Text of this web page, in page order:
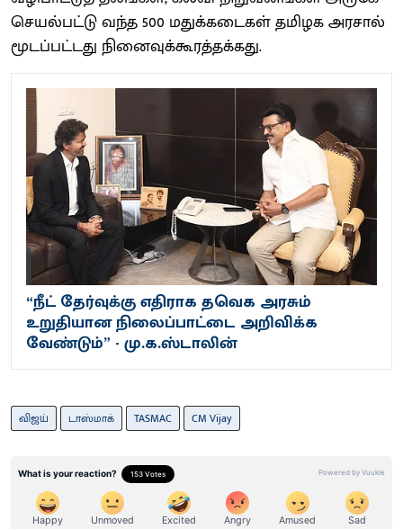
செயல்பட்டு வந்த 500 மதுக்கடைகள் தமிழக அரசால்
மூடப்பட்டது நினைவுக்கூரத்தக்கது.
“நீட் தேர்வுக்கு எதிராக தவெக அரசும்
உறுதியான நிலைப்பாட்டை அறிவிக்க
வேண்டும்” - மு.க.ஸ்டாலின்
விஜய் டாஸ்மாக் TASMAC CM Vijay